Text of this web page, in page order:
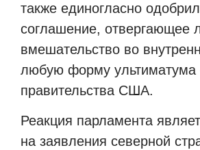
также единогласно
соглашение, отвергающее
вмешательство во
любую форму ультиматума
правительства США.
Реакция парламента
на заявления северной